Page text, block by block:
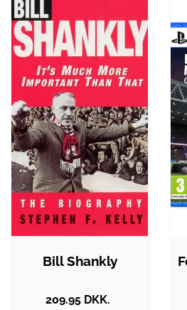
Bill Shankly
209.95 DKK.